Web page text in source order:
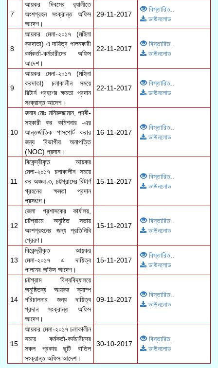
7
আয়কর দিবসের র‌্যালীতে
অংশগ্রহন সংক্রান্ত অফিস
আদেশ।
29-11-2017
বিস্তারিত..
ডাউনলোড
8
আয়কর মেলা-২০১৭ (মহিলা
করদাতা) এ দায়িত্ব পালনকারী
কর্মকর্তা-কর্মচারীদের অফিস
আদেশ।
22-11-2017
বিস্তারিত..
ডাউনলোড
9
আয়কর মেলা-২০১৭ (মহিলা
করদাতা) চলাকালীন সময়ে
রিটার্ন গ্রহণের ক্ষমতা প্রদান
সংক্রান্ত আদেশ।
22-11-2017
বিস্তারিত..
ডাউনলোড
10
জনাব মোঃ মনিরুজ্জামান, পদবী-
সহকারী কর কমিশনার -এর
আন্তর্জাতিক পাসপোর্ট করার
জন্য বিভাগীয় অনাপত্তি
(NOC) প্রদান।
16-11-2017
বিস্তারিত..
ডাউনলোড
11
বিকেন্দ্রীকৃত আয়কর
মেলা-২০১৭ চলাকালীন সময়ে
কর অঞ্চল-৩, চট্টগ্রামের রিটার্ণ
গ্রহনের ক্ষমতা প্রদান
প্রসংগে।
15-11-2017
বিস্তারিত..
ডাউনলোড
12
জেলা প্রশাসকের কার্যালয়,
চট্টগ্রামে অনুষ্ঠিত সভায়
অংশগ্রহনের জন্য প্রতিনিধি
প্রেরণ।
15-11-2017
বিস্তারিত..
ডাউনলোড
13
বিকেন্দ্রীকৃত আয়কর
মেলা-২০১৭ এ দায়িত্ব
পালনের অফিস আদেশ।
15-11-2017
বিস্তারিত..
ডাউনলোড
14
চট্টগ্রাম বিশ্ববিদ্যালয়ে
অনুষ্ঠিতব্য আয়কর ক্যাম্প
পরিচালনার জন্য দায়িত্ব
প্রদান সংক্রান্ত অফিস
আদেশ।
09-11-2017
বিস্তারিত..
ডাউনলোড
15
আয়কর মেলা-২০১৭ চলাকালীন
সময়ে কর্মকর্তা-কর্মচারীদের
সকল প্রকার ছুটি বাতিল
সংক্রান্ত অফিস আদেশ।
30-10-2017
বিস্তারিত..
ডাউনলোড